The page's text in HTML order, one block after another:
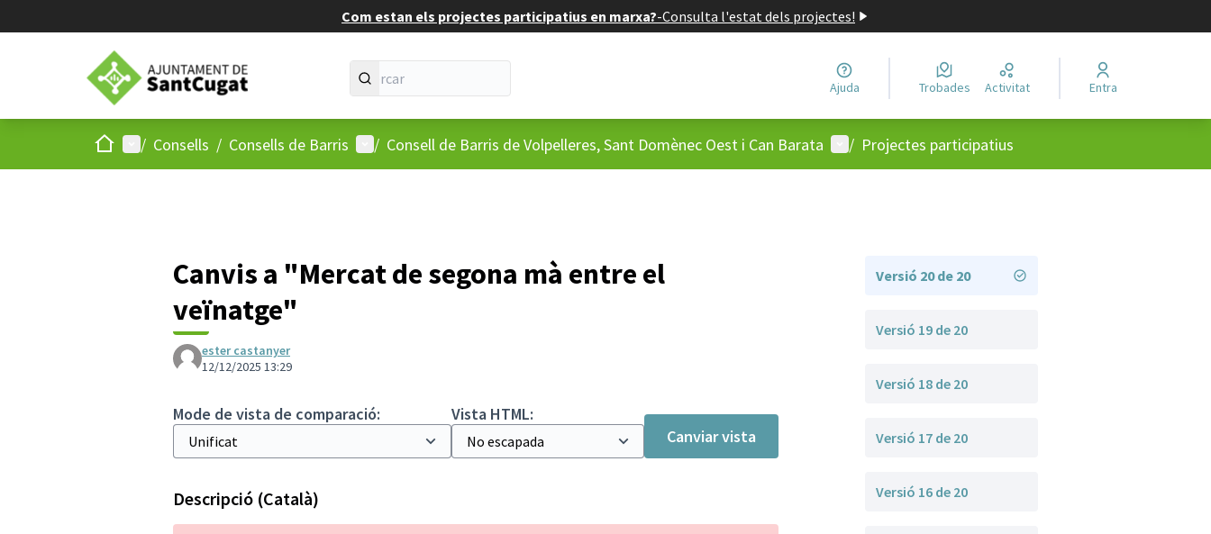
Com estan els projectes participatius en marxa?-Consulta l'estat dels projectes!
Ajuda Trobades Activitat Entra
Inici Menú principal
/ Consells / Consells de Barris Menú d'usuari
/ Consell de Barris de Volpelleres, Sant Domènec Oest i Can Barata Menú d'usuari
/ Projectes participatius
Canvis a "Mercat de segona mà entre el
veïnatge"
ester castanyer
12/12/2025 13:29
Mode de vista de comparació:
Vista HTML:
Canviar vista
Descripció (Català)
Versió 20 de 20
Versió 19 de 20
Versió 18 de 20
Versió 17 de 20
Versió 16 de 20